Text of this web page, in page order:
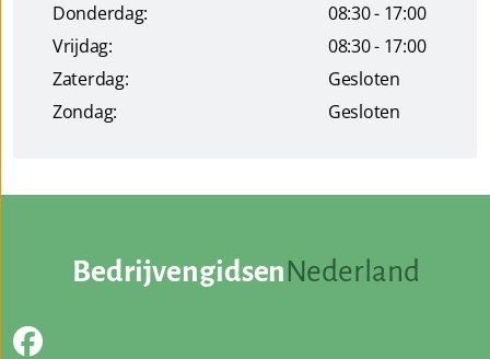
Donderdag:
08:30 - 17:00
Vrijdag:
08:30 - 17:00
Zaterdag:
Gesloten
Zondag:
Gesloten
BedrijvengidsenNederland